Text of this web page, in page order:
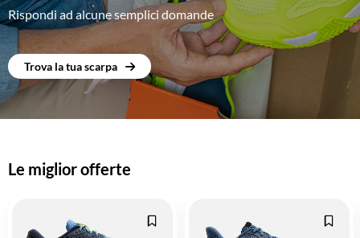
Rispondi ad alcune semplici domande
Trova la tua scarpa
Le miglior offerte